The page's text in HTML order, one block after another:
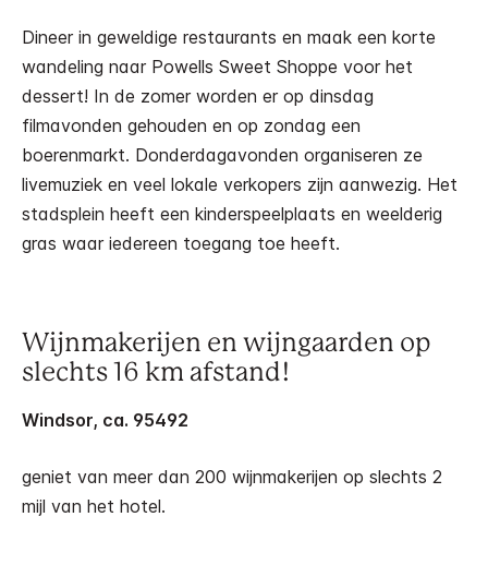
Dineer in geweldige restaurants en maak een korte
wandeling naar Powells Sweet Shoppe voor het
dessert! In de zomer worden er op dinsdag
filmavonden gehouden en op zondag een
boerenmarkt. Donderdagavonden organiseren ze
livemuziek en veel lokale verkopers zijn aanwezig. Het
stadsplein heeft een kinderspeelplaats en weelderig
gras waar iedereen toegang toe heeft.
Wijnmakerijen en wijngaarden op
slechts 16 km afstand!
Windsor, ca. 95492
geniet van meer dan 200 wijnmakerijen op slechts 2
mijl van het hotel.